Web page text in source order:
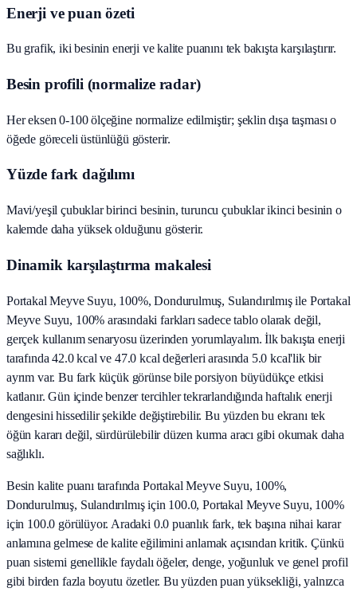
Enerji ve puan özeti
Bu grafik, iki besinin enerji ve kalite puanını tek bakışta karşılaştırır.
Besin profili (normalize radar)
Her eksen 0-100 ölçeğine normalize edilmiştir; şeklin dışa taşması o
öğede göreceli üstünlüğü gösterir.
Yüzde fark dağılımı
Mavi/yeşil çubuklar birinci besinin, turuncu çubuklar ikinci besinin o
kalemde daha yüksek olduğunu gösterir.
Dinamik karşılaştırma makalesi
Portakal Meyve Suyu, 100%, Dondurulmuş, Sulandırılmış ile Portakal
Meyve Suyu, 100% arasındaki farkları sadece tablo olarak değil,
gerçek kullanım senaryosu üzerinden yorumlayalım. İlk bakışta enerji
tarafında 42.0 kcal ve 47.0 kcal değerleri arasında 5.0 kcal'lik bir
ayrım var. Bu fark küçük görünse bile porsiyon büyüdükçe etkisi
katlanır. Gün içinde benzer tercihler tekrarlandığında haftalık enerji
dengesini hissedilir şekilde değiştirebilir. Bu yüzden bu ekranı tek
öğün kararı değil, sürdürülebilir düzen kurma aracı gibi okumak daha
sağlıklı.
Besin kalite puanı tarafında Portakal Meyve Suyu, 100%,
Dondurulmuş, Sulandırılmış için 100.0, Portakal Meyve Suyu, 100%
için 100.0 görülüyor. Aradaki 0.0 puanlık fark, tek başına nihai karar
anlamına gelmese de kalite eğilimini anlamak açısından kritik. Çünkü
puan sistemi genellikle faydalı öğeler, denge, yoğunluk ve genel profil
gibi birden fazla boyutu özetler. Bu yüzden puan yüksekliği, yalnızca